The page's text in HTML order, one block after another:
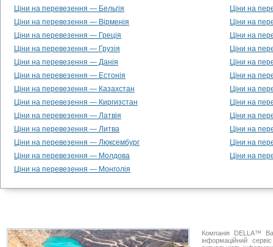
Ціни на перевезення — Бельгія
Ціни на
Ціни на перевезення — Вірменія
Ціни на
Ціни на перевезення — Греція
Ціни на
Ціни на перевезення — Грузія
Ціни на
Ціни на перевезення — Данія
Ціни на
Ціни на перевезення — Естонія
Ціни на
Ціни на перевезення — Казахстан
Ціни на
Ціни на перевезення — Киргизстан
Ціни на
Ціни на перевезення — Латвія
Ціни на
Ціни на перевезення — Литва
Ціни на
Ціни на перевезення — Люксембург
Ціни на
Ціни на перевезення — Молдова
Ціни на
Ціни на перевезення — Монголія
Компанія DELLA™
інформаційний